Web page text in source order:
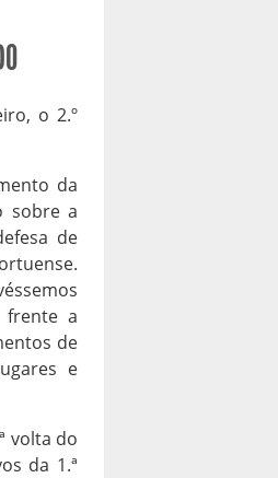
o 2.º
da
sobre a
de
frente a
de
e
volta do
da 1.ª